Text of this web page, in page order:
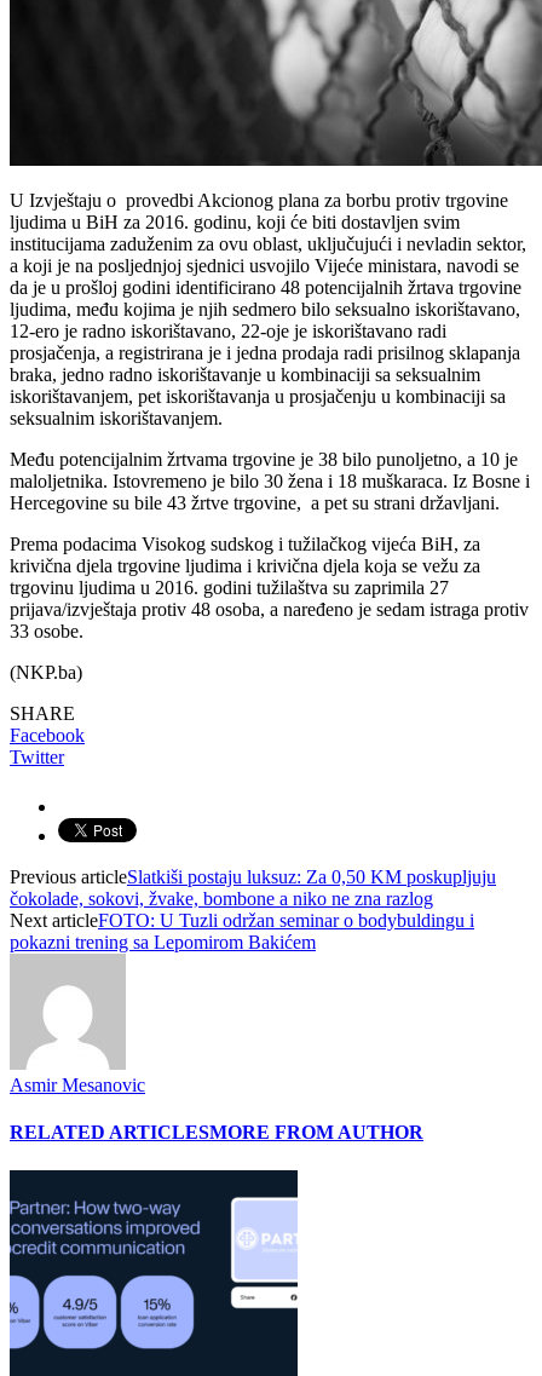
U Izvještaju o provedbi Akcionog plana za borbu protiv trgovine
ljudima u BiH za 2016. godinu, koji će biti dostavljen svim
institucijama zaduženim za ovu oblast, uključujući i nevladin sektor,
a koji je na posljednjoj sjednici usvojilo Vijeće ministara, navodi se
da je u prošloj godini identificirano 48 potencijalnih žrtava trgovine
ljudima, među kojima je njih sedmero bilo seksualno iskorištavano,
12-ero je radno iskorištavano, 22-oje je iskorištavano radi
prosjačenja, a registrirana je i jedna prodaja radi prisilnog sklapanja
braka, jedno radno iskorištavanje u kombinaciji sa seksualnim
iskorištavanjem, pet iskorištavanja u prosjačenju u kombinaciji sa
seksualnim iskorištavanjem.
Među potencijalnim žrtvama trgovine je 38 bilo punoljetno, a 10 je
maloljetnika. Istovremeno je bilo 30 žena i 18 muškaraca. Iz Bosne i
Hercegovine su bile 43 žrtve trgovine, a pet su strani državljani.
Prema podacima Visokog sudskog i tužilačkog vijeća BiH, za
krivična djela trgovine ljudima i krivična djela koja se vežu za
trgovinu ljudima u 2016. godini tužilaštva su zaprimila 27
prijava/izvještaja protiv 48 osoba, a naređeno je sedam istraga protiv
33 osobe.
(NKP.ba)
SHARE
Facebook
Twitter
Previous articleSlatkiši postaju luksuz: Za 0,50 KM poskupljuju
čokolade, sokovi, žvake, bombone a niko ne zna razlog
Next articleFOTO: U Tuzli održan seminar o bodybuldingu i
pokazni trening sa Lepomirom Bakićem
Asmir Mesanovic
RELATED ARTICLESMORE FROM AUTHOR